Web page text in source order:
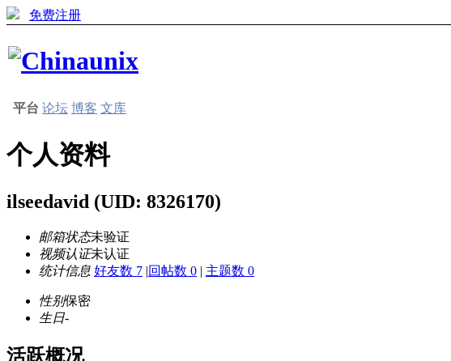
免费注册
平台 论坛 博客 文库
个人资料
ilseedavid (UID: 8326170)
邮箱状态未验证
视频认证未认证
统计信息 好友数 7 |回帖数 0 | 主题数 0
性别保密
生日-
活跃概况